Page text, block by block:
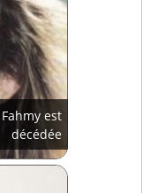
est
décédée